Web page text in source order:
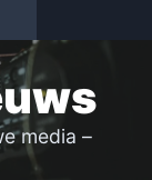
media –